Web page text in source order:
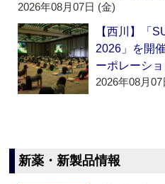
2026年08月07日 (金)
【西川】「
2026」を開
ーポレーシ
2026年08月07
新薬・新製品情報